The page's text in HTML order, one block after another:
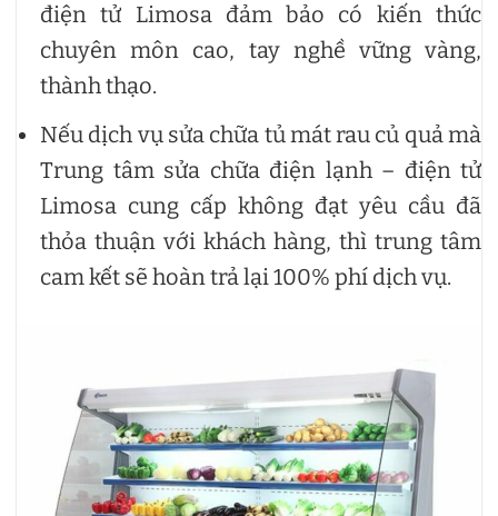
điện tử Limosa đảm bảo có kiến thức
chuyên môn cao, tay nghề vững vàng,
thành thạo.
Nếu dịch vụ sửa chữa tủ mát rau củ quả mà
Trung tâm sửa chữa điện lạnh – điện tử
Limosa cung cấp không đạt yêu cầu đã
thỏa thuận với khách hàng, thì trung tâm
cam kết sẽ hoàn trả lại 100% phí dịch vụ.